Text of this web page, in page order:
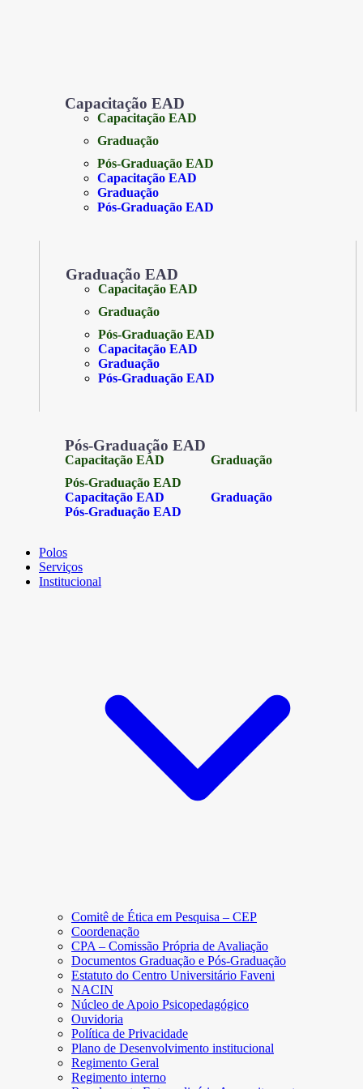
Capacitação EAD
Capacitação EAD
Graduação
Pós-Graduação EAD
Capacitação EAD
Graduação
Pós-Graduação EAD
Graduação EAD
Capacitação EAD
Graduação
Pós-Graduação EAD
Capacitação EAD
Graduação
Pós-Graduação EAD
Pós-Graduação EAD
Capacitação EAD
Graduação
Pós-Graduação EAD
Capacitação EAD
Graduação
Pós-Graduação EAD
Polos
Serviços
Institucional
Comitê de Ética em Pesquisa – CEP
Coordenação
CPA – Comissão Própria de Avaliação
Documentos Graduação e Pós-Graduação
Estatuto do Centro Universitário Faveni
NACIN
Núcleo de Apoio Psicopedagógico
Ouvidoria
Política de Privacidade
Plano de Desenvolvimento institucional
Regimento Geral
Regimento interno